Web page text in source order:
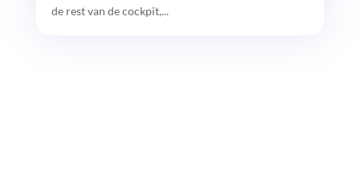
de rest van de cockpit,...